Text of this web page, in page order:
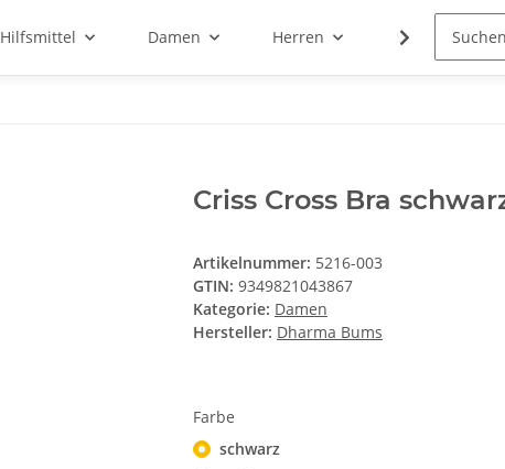
Hilfsmittel Damen Herren Sale
Criss Cross Bra
Artikelnummer: 5216-003
GTIN: 9349821043867
Kategorie: Damen
Hersteller: Dharma Bums
Farbe
schwarz